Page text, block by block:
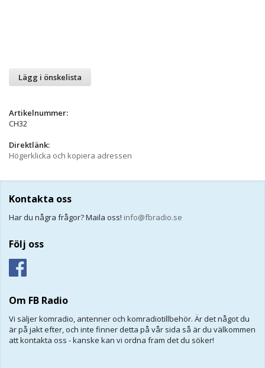
Lägg i önskelista
Artikelnummer:
CH32
Direktlänk:
Högerklicka och kopiera adressen
Kontakta oss
Har du några frågor? Maila oss! info@fbradio.se
Följ oss
Om FB Radio
Vi säljer komradio, antenner och komradiotillbehör. Är det något du
är på jakt efter, och inte finner detta på vår sida så är du välkommen
att kontakta oss - kanske kan vi ordna fram det du söker!